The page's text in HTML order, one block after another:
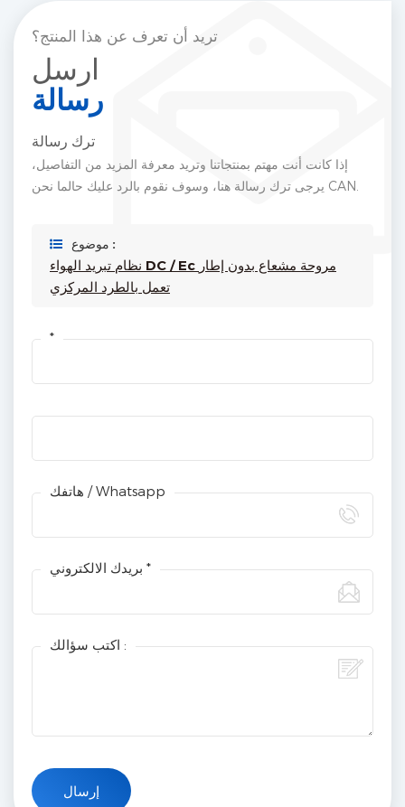
تريد أن تعرف عن هذا المنتج؟
ارسل
رسالة
ترك رسالة
إذا كانت أنت مهتم بمنتجاتنا وتريد معرفة المزيد من التفاصيل،
يرجى ترك رسالة هنا، وسوف نقوم بالرد عليك حالما نحن CAN.
موضوع :
نظام تبريد الهواء DC / Ec مروحة مشعاع بدون إطار
تعمل بالطرد المركزي
*
هاتفك / Whatsapp
بريدك الالكتروني *
اكتب سؤالك :